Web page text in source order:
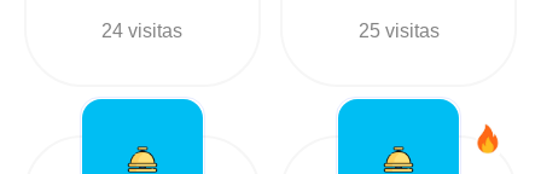
24 visitas 25 visitas